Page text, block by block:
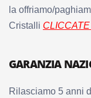
la offriamo/
Cristalli
GARANZIA
Rilasciamo 5 anni